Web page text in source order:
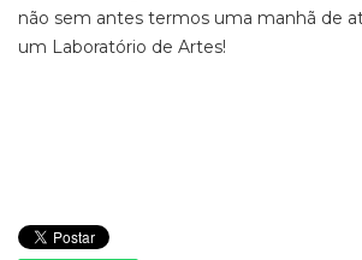
não sem antes termos uma manhã de
um Laboratório de Artes!